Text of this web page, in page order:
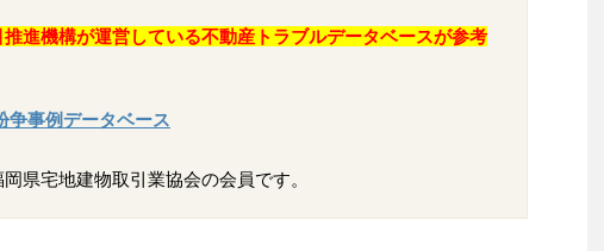
進機構が運営している不動産トラブルデータベースが参考
争事例データベース
県宅地建物取引業協会の会員です。